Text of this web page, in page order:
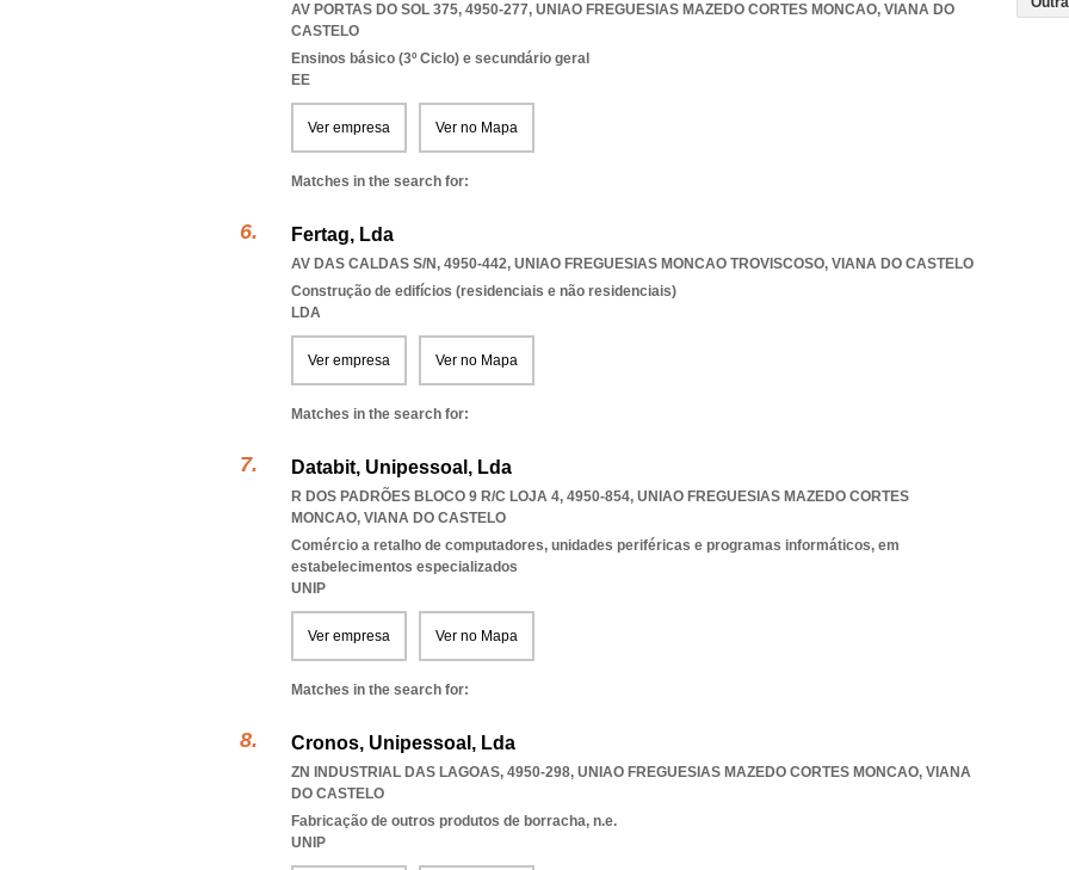
AV PORTAS DO SOL 375, 4950-277, UNIAO FREGUESIAS MAZEDO CORTES MONCAO, VIANA DO
CASTELO
Ensinos básico (3º Ciclo) e secundário geral
EE
Ver empresa Ver no Mapa
Matches in the search for:
Fertag, Lda
AV DAS CALDAS S/N, 4950-442, UNIAO FREGUESIAS MONCAO TROVISCOSO, VIANA DO CASTELO
Construção de edifícios (residenciais e não residenciais)
LDA
Ver empresa Ver no Mapa
Matches in the search for:
Databit, Unipessoal, Lda
R DOS PADRÕES BLOCO 9 R/C LOJA 4, 4950-854, UNIAO FREGUESIAS MAZEDO CORTES
MONCAO, VIANA DO CASTELO
Comércio a retalho de computadores, unidades periféricas e programas informáticos, em
estabelecimentos especializados
UNIP
Ver empresa Ver no Mapa
Matches in the search for:
Cronos, Unipessoal, Lda
ZN INDUSTRIAL DAS LAGOAS, 4950-298, UNIAO FREGUESIAS MAZEDO CORTES MONCAO, VIANA
DO CASTELO
Fabricação de outros produtos de borracha, n.e.
UNIP